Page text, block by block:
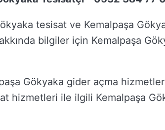
tesisat ve Kemalpaşa
bilgiler için Kemalpaşa
Gökyaka gider açma
hizmetleri ile ilgili Kemalpaşa